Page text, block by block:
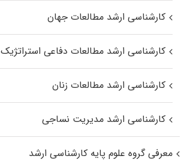
کارشناسی ارشد مطالعات جهان
کارشناسی ارشد مطالعات دفاعی استراتژیک
کارشناسی ارشد مطالعات زنان
کارشناسی ارشد مدیریت نساجی
معرفی گروه علوم پایه کارشناسی ارشد